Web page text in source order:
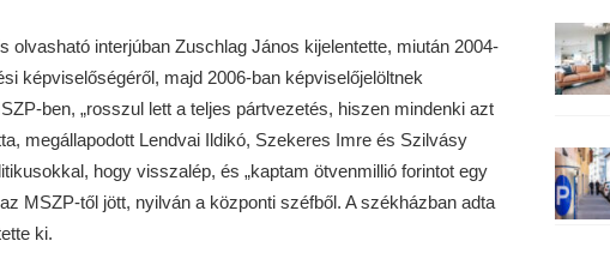
olvasható interjúban Zuschlag János kijelentette, miután 2004-
képviselőségéről, majd 2006-ban képviselőjelöltnek
ben, „rosszul lett a teljes pártvezetés, hiszen mindenki azt
megállapodott Lendvai Ildikó, Szekeres Imre és Szilvásy
hogy visszalép, és „kaptam ötvenmillió forintot egy
MSZP-től jött, nyilván a központi széfből. A székházban adta
ki.